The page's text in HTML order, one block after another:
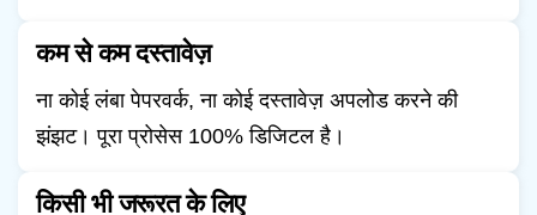
कम से कम दस्तावेज़
ना कोई लंबा पेपरवर्क, ना कोई दस्तावेज़ अपलोड करने की
झंझट। पूरा प्रोसेस 100% डिजिटल है।
किसी भी जरूरत के लिए